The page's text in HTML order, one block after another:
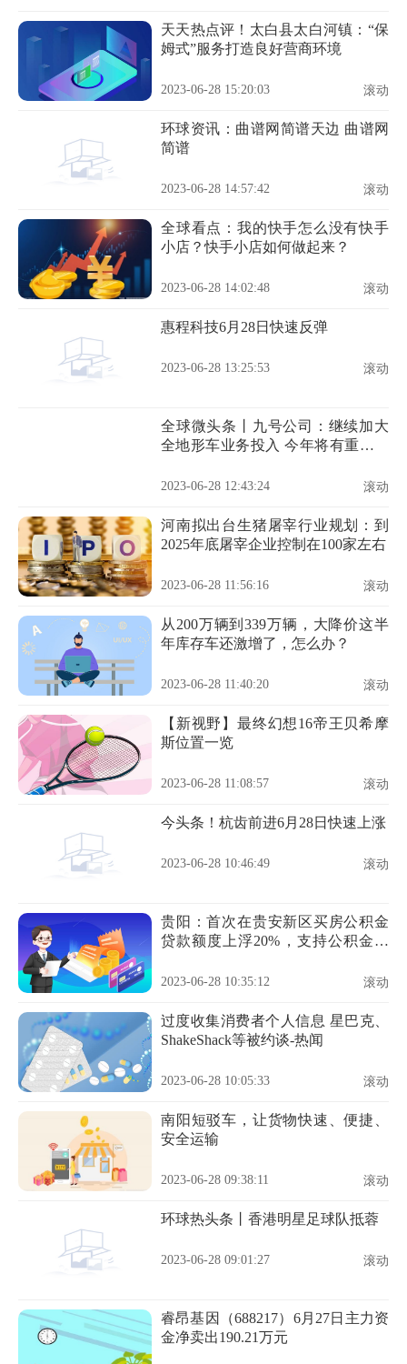
天天热点评！太白县太白河镇：“保
姆式”服务打造良好营商环境
2023-06-28 15:20:03 滚动
环球资讯：曲谱网简谱天边 曲谱网
简谱
2023-06-28 14:57:42 滚动
全球看点：我的快手怎么没有快手
小店？快手小店如何做起来？
2023-06-28 14:02:48 滚动
惠程科技6月28日快速反弹
2023-06-28 13:25:53 滚动
全球微头条丨九号公司：继续加大
全地形车业务投入 今年将有重磅新
2023-06-28 12:43:24 滚动
河南拟出台生猪屠宰行业规划：到
2025年底屠宰企业控制在100家左右
2023-06-28 11:56:16 滚动
从200万辆到339万辆，大降价这半
年库存车还激增了，怎么办？
2023-06-28 11:40:20 滚动
【新视野】最终幻想16帝王贝希摩
斯位置一览
2023-06-28 11:08:57 滚动
今头条！杭齿前进6月28日快速上涨
2023-06-28 10:46:49 滚动
贵阳：首次在贵安新区买房公积金
贷款额度上浮20%，支持公积金既
2023-06-28 10:35:12 滚动
过度收集消费者个人信息 星巴克、
ShakeShack等被约谈-热闻
2023-06-28 10:05:33 滚动
南阳短驳车，让货物快速、便捷、
安全运输
2023-06-28 09:38:11 滚动
环球热头条丨香港明星足球队抵蓉
2023-06-28 09:01:27 滚动
睿昂基因（688217）6月27日主力资
金净卖出190.21万元